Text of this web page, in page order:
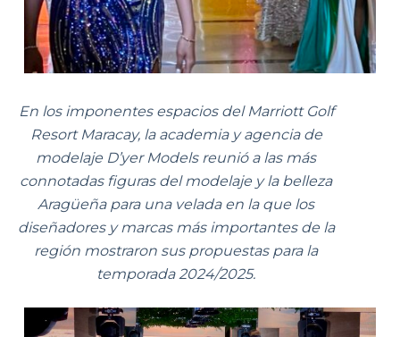
En los imponentes espacios del Marriott Golf
Resort Maracay, la academia y agencia de
modelaje D’yer Models reunió a las más
connotadas figuras del modelaje y la belleza
Aragüeña para una velada en la que los
diseñadores y marcas más importantes de la
región mostraron sus propuestas para la
temporada 2024/2025.